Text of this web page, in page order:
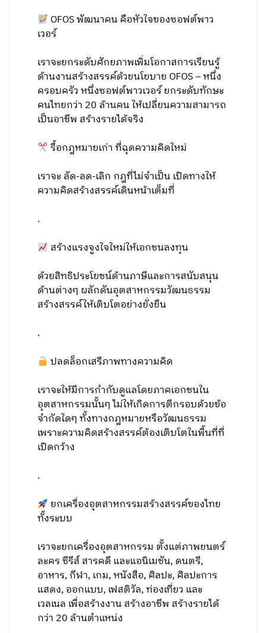
OFOS พัฒนาคน คือหัวใจของซอฟต์พาว
เวอร์
เราจะยกระดับศักยภาพเพิ่มโอกาสการเรียนรู้
ด้านงานสร้างสรรค์ด้วยนโยบาย OFOS – หนึ่ง
ครอบครัว หนึ่งซอฟต์พาวเวอร์ ยกระดับทักษะ
คนไทยกว่า 20 ล้านคน ให้เปลี่ยนความสามารถ
เป็นอาชีพ สร้างรายได้จริง
รื้อกฎหมายเก่า ที่ฉุดความคิดใหม่
เราจะ ลัด-ลด-เลิก กฎที่ไม่จำเป็น เปิดทางให้
ความคิดสร้างสรรค์เดินหน้าเต็มที่
.
สร้างแรงจูงใจใหม่ให้เอกชนลงทุน
ด้วยสิทธิประโยชน์ด้านภาษีและการสนับสนุน
ด้านต่างๆ ผลักดันอุตสาหกรรมวัฒนธรรม
สร้างสรรค์ให้เติบโตอย่างยั่งยืน
.
ปลดล็อกเสรีภาพทางความคิด
เราจะให้มีการกำกับดูแลโดยภาคเอกชนใน
อุตสาหกรรมนั้นๆ ไม่ให้เกิดการตีกรอบด้วยข้อ
จำกัดใดๆ ทั้งทางกฎหมายหรือวัฒนธรรม
เพราะความคิดสร้างสรรค์ต้องเติบโตในพื้นที่ที่
เปิดกว้าง
.
ยกเครื่องอุตสาหกรรมสร้างสรรค์ของไทย
ทั้งระบบ
เราจะยกเครื่องอุตสาหกรรม ตั้งแต่ภาพยนตร์
ละคร ซีรีส์ สารคดี และแอนิเมชัน, ดนตรี,
อาหาร, กีฬา, เกม, หนังสือ, ศิลปะ, ศิลปะการ
แสดง, ออกแบบ, เฟสติวัล, ท่องเที่ยว และ
เวลเนล เพื่อสร้างงาน สร้างอาชีพ สร้างรายได้
กว่า 20 ล้านตำแหน่ง